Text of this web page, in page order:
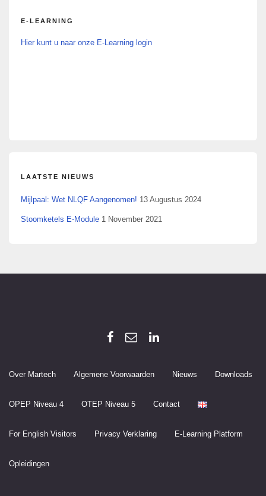
E-LEARNING
Hier kunt u naar onze E-Learning login
LAATSTE NIEUWS
Mijlpaal: Wet NLQF Aangenomen! 13 Augustus 2024
Stoomketels E-Module 1 November 2021
Over Martech Algemene Voorwaarden Nieuws Downloads
OPEP Niveau 4 OTEP Niveau 5 Contact
For English Visitors Privacy Verklaring E-Learning Platform
Opleidingen